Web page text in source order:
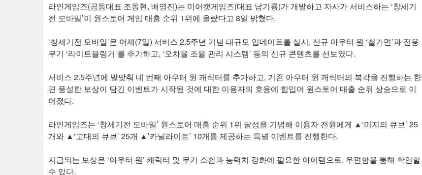
라인게임즈(공동대표 조동현, 배영진)는 미어캣게임즈(대표 남기룡)가 개발하고 자사가 서비스하는 ‘창세기
전 모바일’이 원스토어 게임 매출 순위 1위에 올랐다고 8일 밝혔다.
‘창세기전 모바일’은 어제(7일) 서비스 2.5주년 기념 대규모 업데이트를 실시, 신규 아우터 원 ‘철가면’과 전용
무기 ‘라이트블링거’를 추가하고, ‘오차율 조율 관리 시스템’ 등의 신규 콘텐츠를 선보였다.
서비스 2.5주년에 발맞춰 네 번째 아우터 원 캐릭터를 추가하고, 기존 아우터 원 캐릭터의 복각을 진행하는 한
편 풍성한 보상이 담긴 이벤트가 시작된 것에 대한 이용자의 호응에 힘입어 원스토어 매출 순위 상승으로 이
어졌다.
라인게임즈는 ‘창세기전 모바일’ 원스토어 매출 순위 1위 달성을 기념해 이용자 전원에게 ▲‘미지의 큐브’ 25
개와 ▲‘고대의 큐브’ 25개 ▲’카닐라이트’ 10개를 제공하는 특별 이벤트를 진행한다.
지급되는 보상은 ‘아우터 원’ 캐릭터 및 무기 소환과 능력치 강화에 필요한 아이템으로, 우편함을 통해 확인할
수 있다.